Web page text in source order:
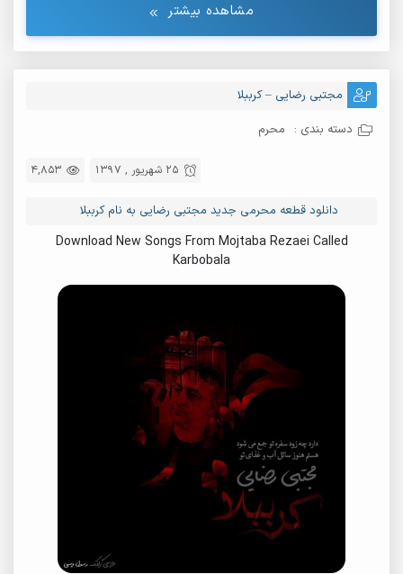
مشاهده بیشتر
مجتبی رضایی – کرببلا
دسته بندی : محرم
4,853 25 شهریور , 1397
دانلود قطعه محرمی جدید مجتبی رضایی به نام کرببلا
Download New Songs From Mojtaba Rezaei Called
Karbobala